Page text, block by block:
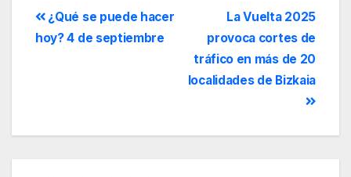
La Vuelta 2025
provoca cortes de
tráfico en más de 20
localidades de Bizkaia
¿Qué se puede hacer
hoy? 4 de septiembre